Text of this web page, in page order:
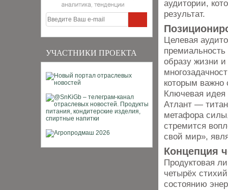
УЧАСТНИКИ ПРОЕКТА
аудитории,
результат.
Целевая
образу жизни
которым важно
Ключевая идея
Атлант —
метафора
стремится
свой мир»,
Концепция
Продуктовая
четырёх
состоянию